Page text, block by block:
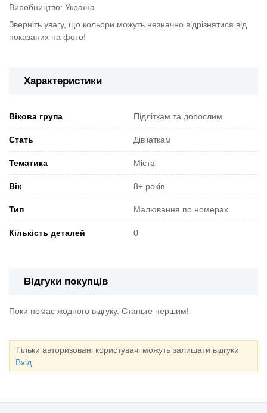
Виробництво: Україна
Зверніть увагу, що кольори можуть незначно відрізнятися від
показаних на фото!
Характеристики
Вікова група Підліткам та дорослим
Стать Дівчаткам
Тематика Міста
Вік 8+ років
Тип Малювання по номерах
Кількість деталей 0
Відгуки покупців
Поки немає жодного відгуку. Станьте першим!
Тільки авторизовані користувачі можуть залишати відгуки
Вхід